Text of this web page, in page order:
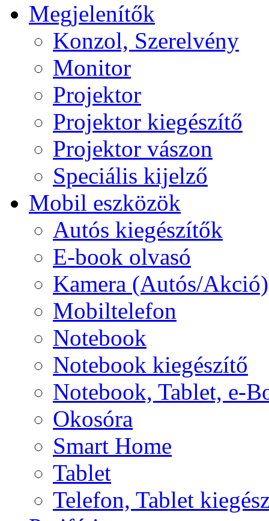
Megjelenítők
Konzol, Szerelvény
Monitor
Projektor
Projektor kiegészítő
Projektor vászon
Speciális kijelző
Mobil eszközök
Autós kiegészítők
E-book olvasó
Kamera (Autós/Akció)
Mobiltelefon
Notebook
Notebook kiegészítő
Notebook, Tablet, e-
Okosóra
Smart Home
Tablet
Telefon, Tablet